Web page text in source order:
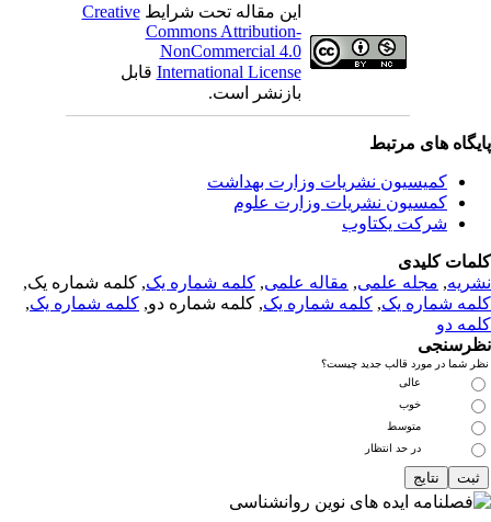
این مقاله تحت شرایطCreative
Commons Attribution-
NonCommercial 4.0
International Licenseقابل
بازنشر است.
های مرتبط
کمیسیون نشریات وزارت بهداشت
کمسیون نشریات وزارت علوم
شرکت یکتاوب
کلیدی
,مجله علمی, مقاله علمی, کلمه شماره یک, کلمه شماره یک,
شماره یک,کلمه شماره یک, کلمه شماره دو,کلمه شماره یک,
دو
شما در مورد قالب جدید چیست؟
عالی
خوب
متوسط
در حد انتظار